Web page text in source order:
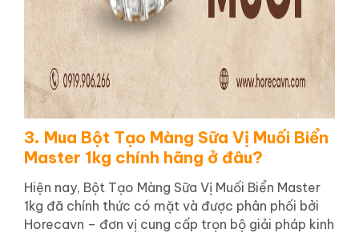
3. Mua Bột Tạo Màng Sữa Vị Muối Biển
Master 1kg chính hãng ở đâu?
Hiện nay, Bột Tạo Màng Sữa Vị Muối Biển Master
1kg đã chính thức có mặt và được phân phối bởi
Horecavn – đơn vị cung cấp trọn bộ giải pháp kinh